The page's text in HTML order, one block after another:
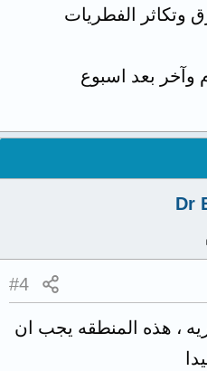
وتكاثر الفطريات
Dr
#4
، هذه المنطقه يجب ان